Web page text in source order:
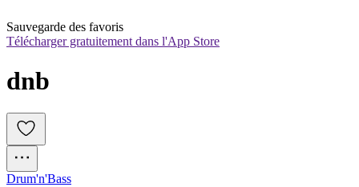
Sauvegarde des favoris
Télécharger gratuitement dans l'App Store
dnb
Drum'n'Bass